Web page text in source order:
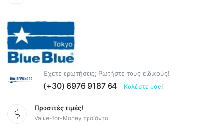
Έχετε ερωτήσεις; Ρωτήστε τους ειδικούς!
(+30) 6976 9187 64 Καλέστε μας!
Προσιτές τιμές!
Value-for-Money προϊόντα